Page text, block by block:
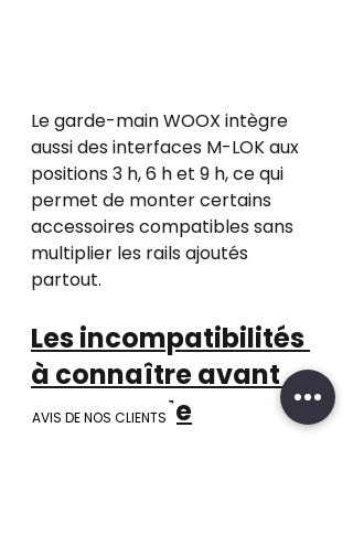
Le garde-main WOOX intègre
aussi des interfaces M-LOK aux
positions 3 h, 6 h et 9 h, ce qui
permet de monter certains
accessoires compatibles sans
multiplier les rails ajoutés
partout.
Les incompatibilités
à connaître avant
commande
AVIS DE NOS CLIENTS